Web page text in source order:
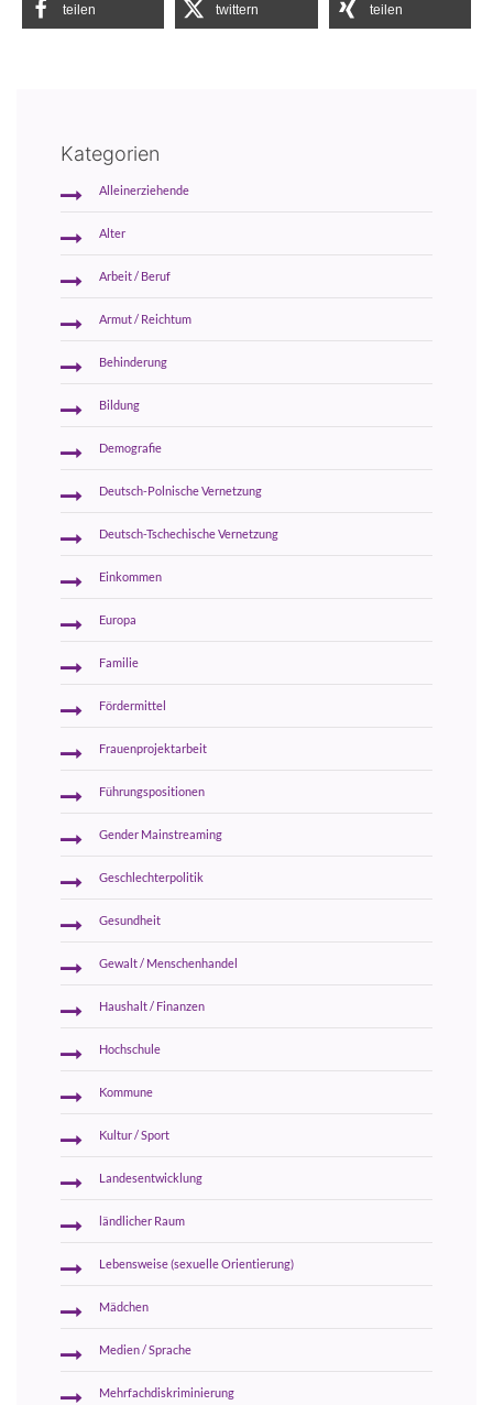
teilen twittern teilen
Kategorien
Alleinerziehende
Alter
Arbeit / Beruf
Armut / Reichtum
Behinderung
Bildung
Demografie
Deutsch-Polnische Vernetzung
Deutsch-Tschechische Vernetzung
Einkommen
Europa
Familie
Fördermittel
Frauenprojektarbeit
Führungspositionen
Gender Mainstreaming
Geschlechterpolitik
Gesundheit
Gewalt / Menschenhandel
Haushalt / Finanzen
Hochschule
Kommune
Kultur / Sport
Landesentwicklung
ländlicher Raum
Lebensweise (sexuelle Orientierung)
Mädchen
Medien / Sprache
Mehrfachdiskriminierung